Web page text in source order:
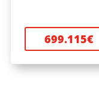
699.115€